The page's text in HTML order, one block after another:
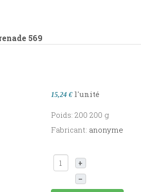
569
15,24 € l'unité
Poids: 200 200 g
Fabricant: anonyme
+
–